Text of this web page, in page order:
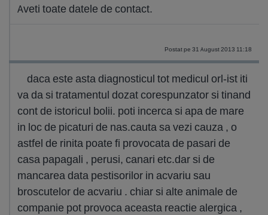
Aveti toate datele de contact.
Postat pe 31 August 2013 11:18
daca este asta diagnosticul tot medicul orl-ist iti
va da si tratamentul dozat corespunzator si tinand
cont de istoricul bolii. poti incerca si apa de mare
in loc de picaturi de nas.cauta sa vezi cauza , o
astfel de rinita poate fi provocata de pasari de
casa papagali , perusi, canari etc.dar si de
mancarea data pestisorilor in acvariu sau
broscutelor de acvariu . chiar si alte animale de
companie pot provoca aceasta reactie alergica ,